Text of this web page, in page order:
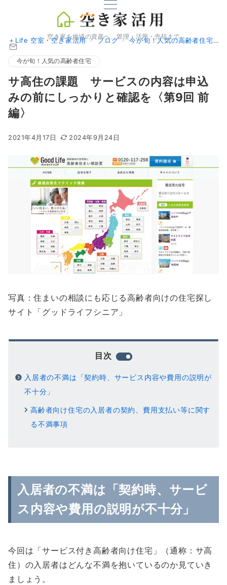
空き家を地域の資産へ、管理・活用・売却まで
＋Life 空室・空き家活用 ブログ 今が旬！人気の高齢者住宅
今が旬！人気の高齢者住宅
サ高住の課題 サービスの内容は申込
みの前にしっかりと確認を〈第9回 前
編〉
2021年4月17日 2024年9月24日
写真：住まいの相談にも応じる高齢者向けの住宅探し
サイト「グッドライフシニア」
目次
入居者の不満は「契約時、サービス内容や費用の説明が
不十分」
高齢者向け住宅の入居者の契約、費用支払い等に関す
る不満事項
入居者の不満は「契約時、サービ
ス内容や費用の説明が不十分」
今回は「サービス付き高齢者向け住宅」（通称：サ高
住）の入居者はどんな不満を抱いているのか見ていき
ましょう。